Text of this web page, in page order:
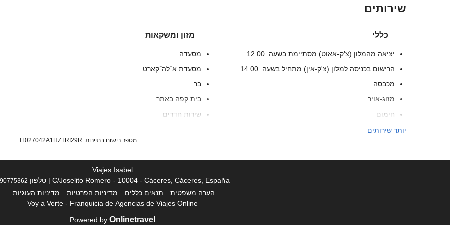
שירותים
כללי
יציאה מהמלון (צ'ק-אאוט) מסתיימת בשעה: 12:00
הרישום בכניסה למלון (צ'ק-אין) מתחיל בשעה: 14:00
מכבסה
מזוג-אויר
חימום
מעלית
ללא-עישון בכל החללים הפרטיים והציבוריים
מזון ומשקאות
מסעדה
מסעדת א־לה־קארט
בר
בית קפה באתר
שירות חדרים
שירותי קבלה
יותר שירותים
מספר רישום בתיירות: IT027042A1HZTRI29R
Viajes Isabel
C/Joselito Romero - 10004 - Cáceres, Cáceres, España | טלפון
הערה משפטית תנאים כללים מדיניות הפרטיות
מדיניות העוגיות
Voy a Verte - Franquicia de Agencias de Viajes Online
Powered by Onlinetravel